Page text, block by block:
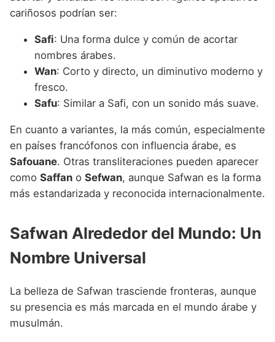
cariñosos podrían ser:
Safi: Una forma dulce y común de acortar
nombres árabes.
Wan: Corto y directo, un diminutivo moderno y
fresco.
Safu: Similar a Safi, con un sonido más suave.
En cuanto a variantes, la más común, especialmente
en países francófonos con influencia árabe, es
Safouane. Otras transliteraciones pueden aparecer
como Saffan o Sefwan, aunque Safwan es la forma
más estandarizada y reconocida internacionalmente.
Safwan Alrededor del Mundo: Un
Nombre Universal
La belleza de Safwan trasciende fronteras, aunque
su presencia es más marcada en el mundo árabe y
musulmán.